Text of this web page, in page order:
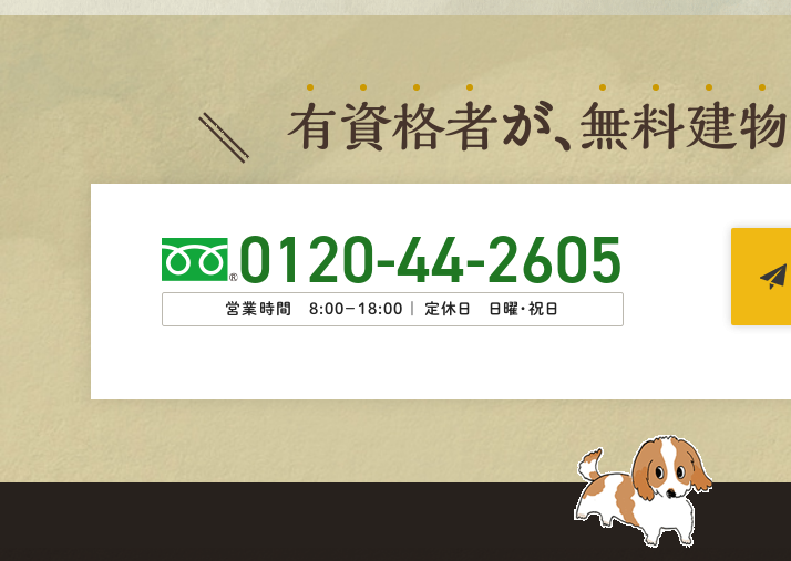
有資格者が、 無料建物
0120-44-2605
営業時間 8:00−18:00 ｜ 定休日 日曜・祝日